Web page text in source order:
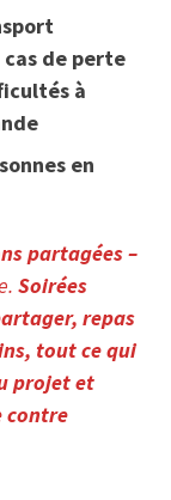
cas de perte
à
en
partagées –
Soirées
repas
tout ce qui
projet et
contre